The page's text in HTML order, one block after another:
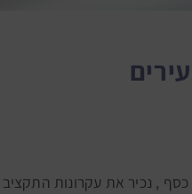
כסף , נכיר את עקרונות